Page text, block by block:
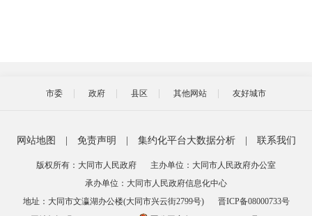
市委 政府 县区 其他网站 友好城市
网站地图 免责声明 集约化平台大数据分析 联系我们
版权所有：大同市人民政府
主办单位：大同市人民政府办公室
承办单位：大同市人民政府信息化中心
地址：大同市文瀛湖办公楼(大同市兴云街2799号)
晋ICP备08000733号